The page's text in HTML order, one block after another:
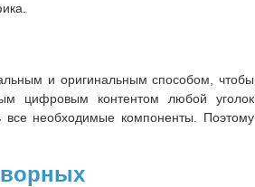
и оригинальным способом, чтобы
цифровым контентом любой уголок
все необходимые компоненты. Поэтому